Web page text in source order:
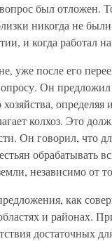
был отложен.
никогда не
и когда работал
уже после его
Он
хозяйства,
колхоз. Это
Он говорил, что
обрабатывать
независимо от
как
и районах.
достаточных